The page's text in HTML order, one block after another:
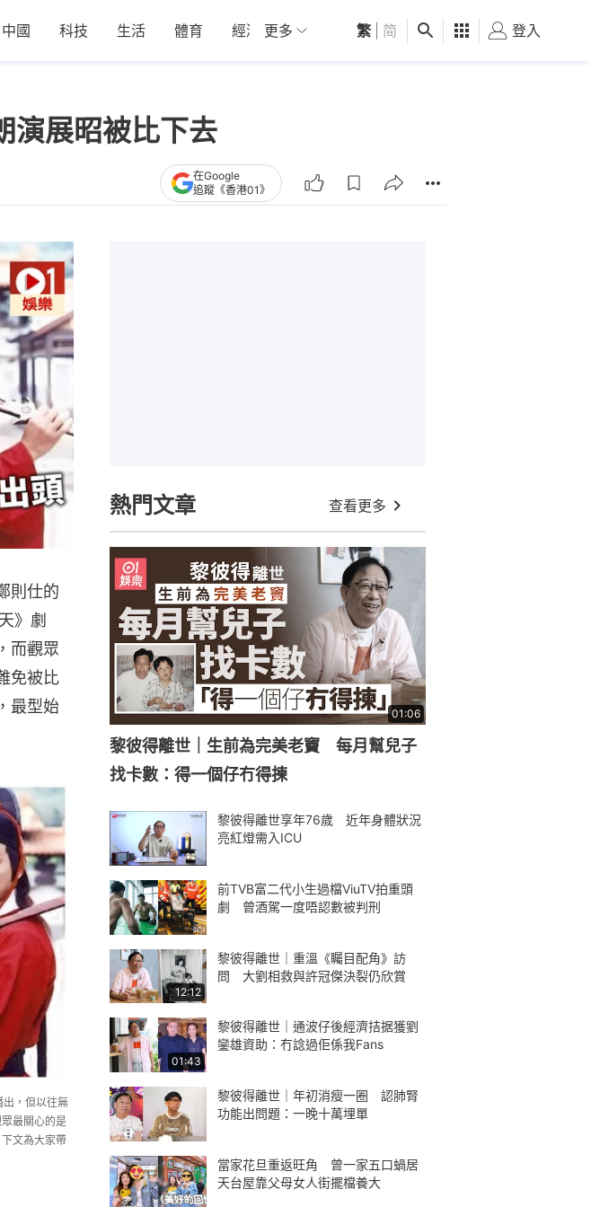
中國 科技 生活 體育 經濟 01深圳 觀點 健康 好食玩飛
更多 繁 简 登入
演展昭被比下去
在Google
追蹤《香港01》
則仕的
》劇
而觀眾
免被比
最型始
出，但以往無
最關心的是
文為大家帶
熱門文章 查看更多
01:06
黎彼得離世｜生前為完美老竇 每月幫兒子
找卡數：得一個仔冇得揀
黎彼得離世享年76歲 近年身體狀況
亮紅燈需入ICU
前TVB富二代小生過檔ViuTV拍重頭
劇 曾酒駕一度唔認數被判刑
12:12
黎彼得離世｜重溫《矚目配角》訪
問 大劉相救與許冠傑決裂仍欣賞
01:43
黎彼得離世｜通波仔後經濟拮据獲劉
鑾雄資助：冇諗過佢係我Fans
黎彼得離世｜年初消瘦一圈 認肺腎
功能出問題：一晚十萬埋單
當家花旦重返旺角 曾一家五口蝸居
天台屋靠父母女人街擺檔養大